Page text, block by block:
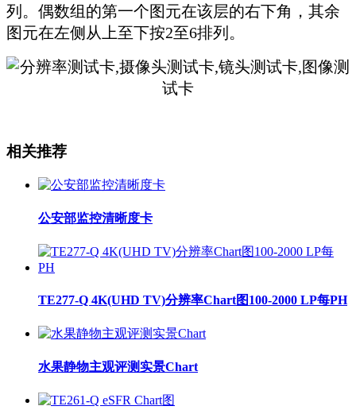
列。偶数组的第一个图元在该层的右下角，其余
图元在左侧从上至下按2至6排列。
相关推荐
公安部监控清晰度卡
TE277-Q 4K(UHD TV)分辨率Chart图100-2000 LP每PH
水果静物主观评测实景Chart